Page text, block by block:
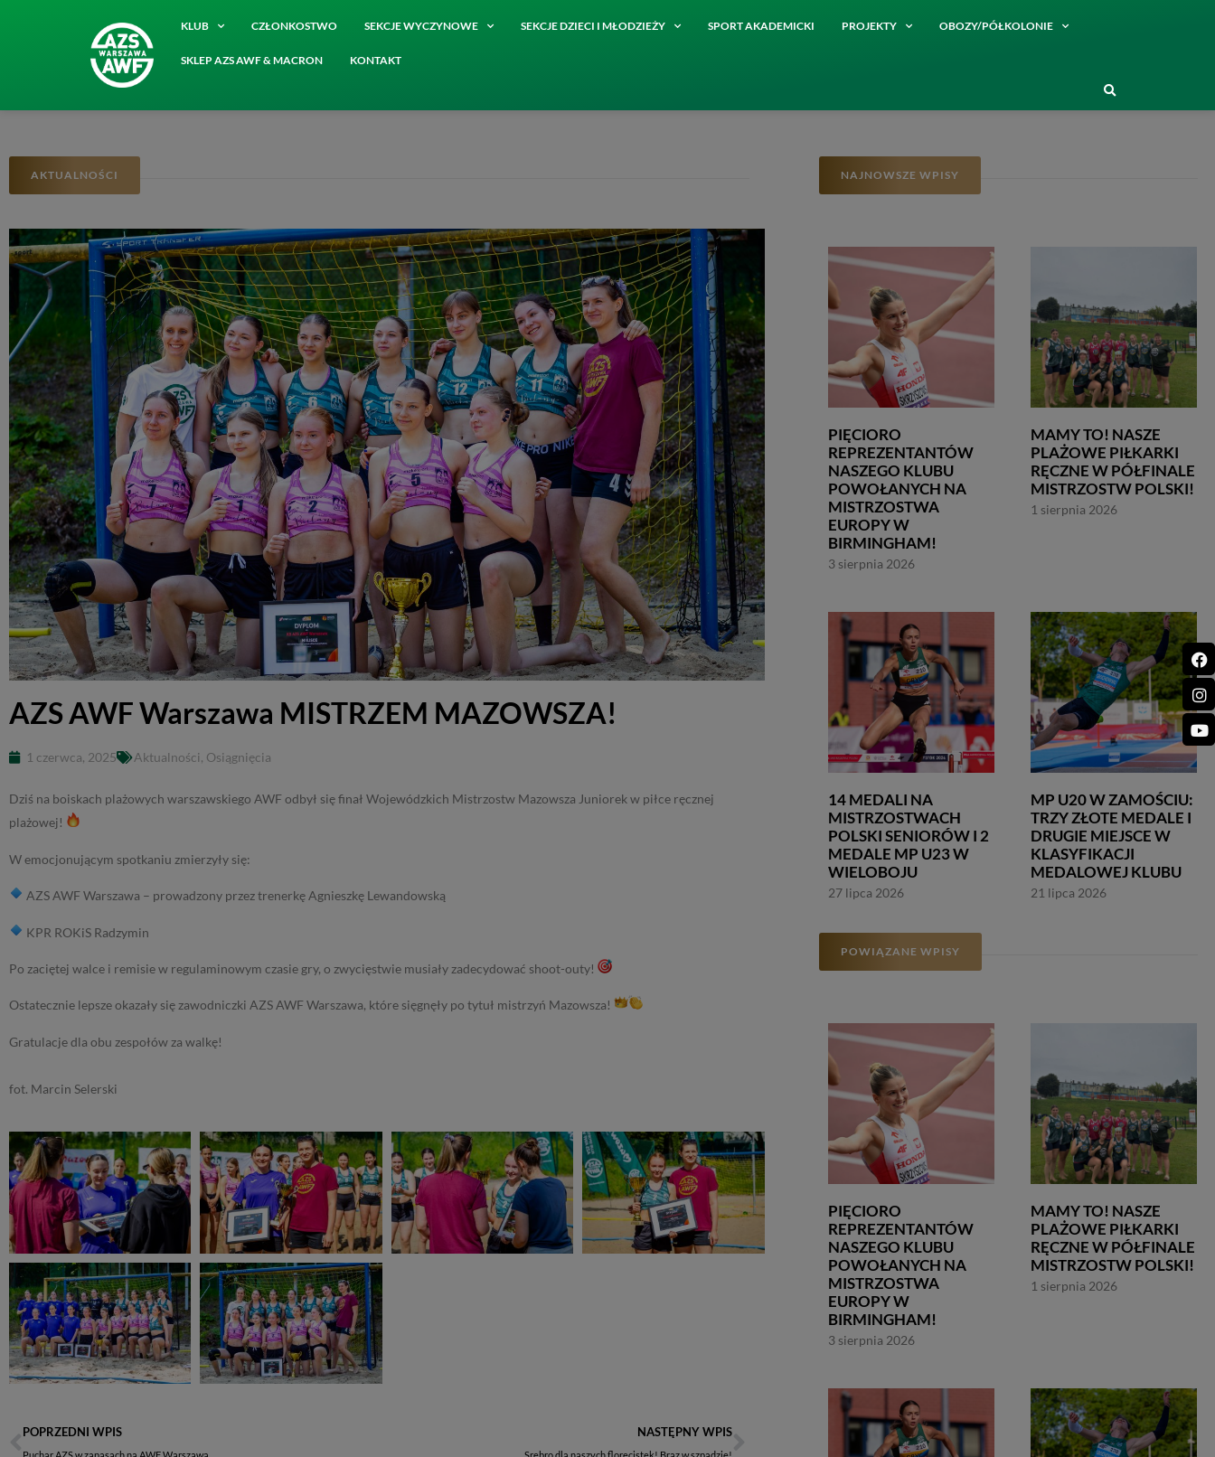
KLUB CZŁONKOSTWO SEKCJE WYCZYNOWE SEKCJE DZIECI I MŁODZIEŻY SPORT AKADEMICKI PROJEKTY OBOZY/PÓŁKOLONIE
SKLEP AZS AWF & MACRON KONTAKT
AKTUALNOŚCI
AZS AWF Warszawa MISTRZEM MAZOWSZA!
1 czerwca, 2025 Aktualności, Osiągnięcia
Dziś na boiskach plażowych warszawskiego AWF odbył się finał Wojewódzkich Mistrzostw Mazowsza Juniorek w piłce ręcznej
plażowej!
W emocjonującym spotkaniu zmierzyły się:
AZS AWF Warszawa – prowadzony przez trenerkę Agnieszkę Lewandowską
KPR ROKiS Radzymin
Po zaciętej walce i remisie w regulaminowym czasie gry, o zwycięstwie musiały zadecydować shoot-outy!
Ostatecznie lepsze okazały się zawodniczki AZS AWF Warszawa, które sięgnęły po tytuł mistrzyń Mazowsza!
Gratulacje dla obu zespołów za walkę!
fot. Marcin Selerski
POPRZEDNI WPIS
Puchar AZS w zapasach na AWF Warszawa
NASTĘPNY WPIS
Srebro dla naszych florecistek! Brąz w szpadzie!
NAJNOWSZE WPISY
PIĘCIORO
REPREZENTANTÓW
NASZEGO KLUBU
POWOŁANYCH NA
MISTRZOSTWA
EUROPY W
BIRMINGHAM!
3 sierpnia 2026
MAMY TO! NASZE
PLAŻOWE PIŁKARKI
RĘCZNE W PÓŁFINALE
MISTRZOSTW POLSKI!
1 sierpnia 2026
14 MEDALI NA
MISTRZOSTWACH
POLSKI SENIORÓW I 2
MEDALE MP U23 W
WIELOBOJU
27 lipca 2026
MP U20 W ZAMOŚCIU:
TRZY ZŁOTE MEDALE I
DRUGIE MIEJSCE W
KLASYFIKACJI
MEDALOWEJ KLUBU
21 lipca 2026
POWIĄZANE WPISY
PIĘCIORO
REPREZENTANTÓW
NASZEGO KLUBU
POWOŁANYCH NA
MISTRZOSTWA
EUROPY W
BIRMINGHAM!
3 sierpnia 2026
MAMY TO! NASZE
PLAŻOWE PIŁKARKI
RĘCZNE W PÓŁFINALE
MISTRZOSTW POLSKI!
1 sierpnia 2026